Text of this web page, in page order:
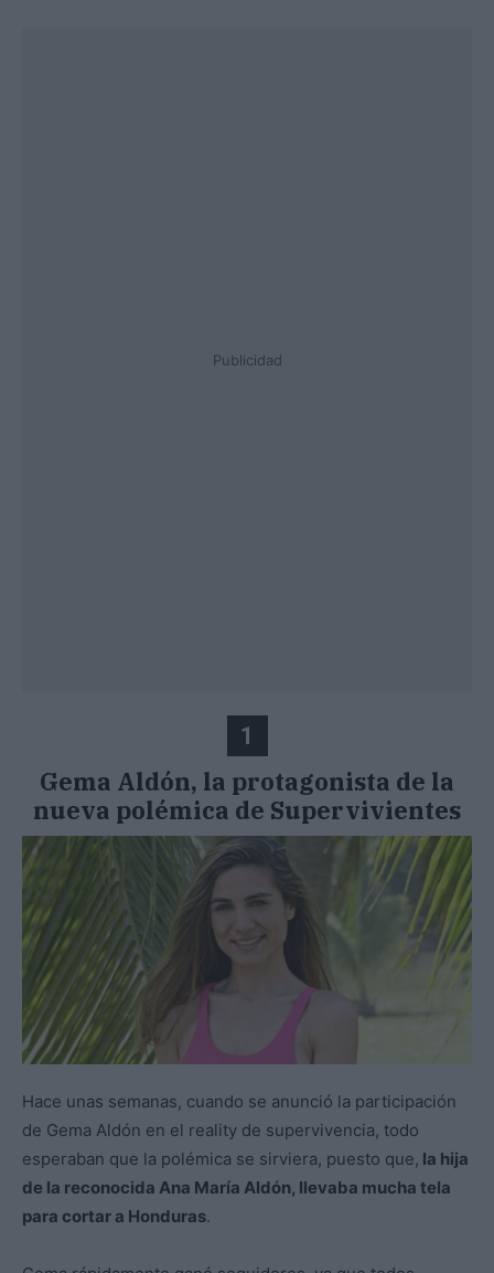
Publicidad
1
Gema Aldón, la protagonista de la
nueva polémica de Supervivientes
Hace unas semanas, cuando se anunció la participación
de Gema Aldón en el reality de supervivencia, todo
esperaban que la polémica se sirviera, puesto que, la hija
de la reconocida Ana María Aldón, llevaba mucha tela
para cortar a Honduras.